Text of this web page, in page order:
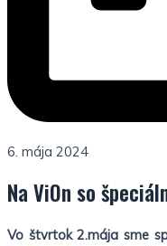
6. mája 2024
Na ViOn so
Vo štvrtok 2.mája sme